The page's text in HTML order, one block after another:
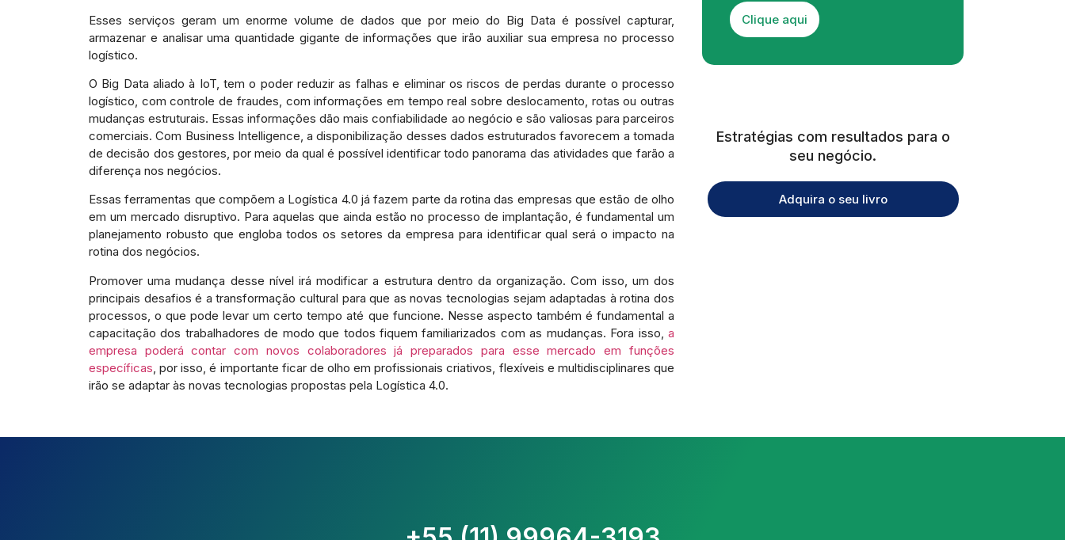
Esses serviços geram um enorme volume de dados que por meio do Big Data é possível capturar,
armazenar e analisar uma quantidade gigante de informações que irão auxiliar sua empresa no processo
logístico.
O Big Data aliado à IoT, tem o poder reduzir as falhas e eliminar os riscos de perdas durante o processo
logístico, com controle de fraudes, com informações em tempo real sobre deslocamento, rotas ou outras
mudanças estruturais. Essas informações dão mais confiabilidade ao negócio e são valiosas para parceiros
comerciais. Com Business Intelligence, a disponibilização desses dados estruturados favorecem a tomada
de decisão dos gestores, por meio da qual é possível identificar todo panorama das atividades que farão a
diferença nos negócios.
Essas ferramentas que compõem a Logística 4.0 já fazem parte da rotina das empresas que estão de olho
em um mercado disruptivo. Para aquelas que ainda estão no processo de implantação, é fundamental um
planejamento robusto que engloba todos os setores da empresa para identificar qual será o impacto na
rotina dos negócios.
Promover uma mudança desse nível irá modificar a estrutura dentro da organização. Com isso, um dos
principais desafios é a transformação cultural para que as novas tecnologias sejam adaptadas à rotina dos
processos, o que pode levar um certo tempo até que funcione. Nesse aspecto também é fundamental a
capacitação dos trabalhadores de modo que todos fiquem familiarizados com as mudanças. Fora isso, a
empresa poderá contar com novos colaboradores já preparados para esse mercado em funções
específicas , por isso, é importante ficar de olho em profissionais criativos, flexíveis e multidisciplinares que
irão se adaptar às novas tecnologias propostas pela Logística 4.0.
Clique aqui
Estratégias com resultados para o
seu negócio.
Adquira o seu livro